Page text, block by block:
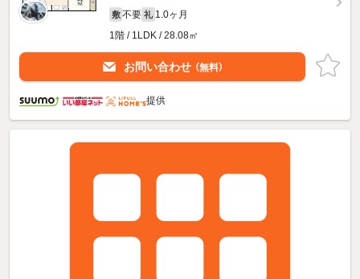
敷 不要 礼 1.0ヶ月
1階 / 1LDK / 28.08㎡
お問い合わせ （無料）
提供